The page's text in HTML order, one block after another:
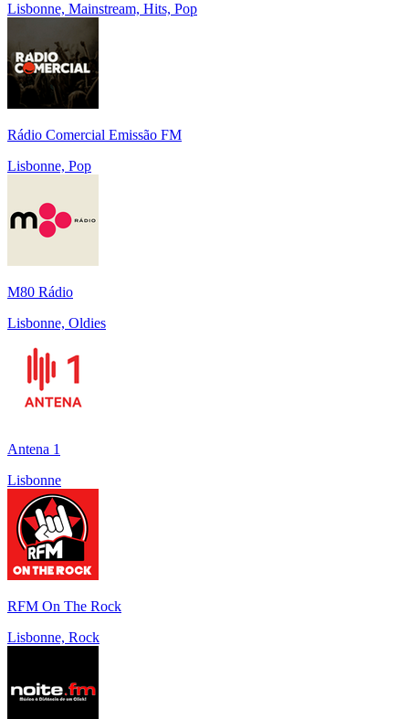
Lisbonne, Mainstream, Hits, Pop
Rádio Comercial Emissão FM
Lisbonne, Pop
M80 Rádio
Lisbonne, Oldies
Antena 1
Lisbonne
RFM On The Rock
Lisbonne, Rock